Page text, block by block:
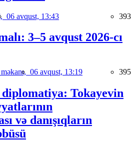
06 avqust, 13:43 393
3–5 avqust 2026-cı
06 avqust, 13:19 395
diplomatiya: Tokayevin
və danışıqların